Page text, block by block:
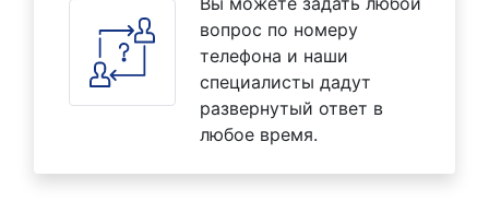
вопрос по номеру
телефона и наши
специалисты дадут
развернутый ответ в
любое время.